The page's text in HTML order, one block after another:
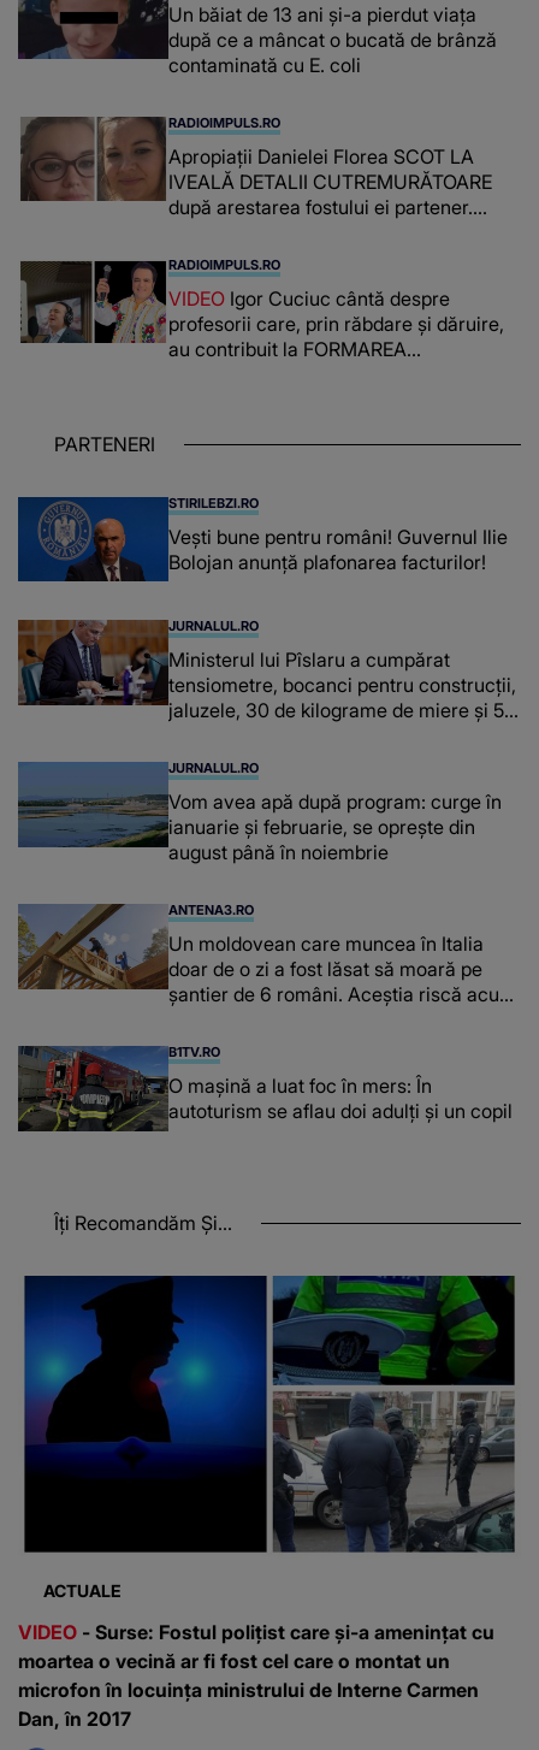
Un băiat de 13 ani și-a pierdut viața
după ce a mâncat o bucată de brânză
contaminată cu E. coli
RADIOIMPULS.RO
Apropiații Danielei Florea SCOT LA
IVEALĂ DETALII CUTREMURĂTOARE
după arestarea fostului ei partener.
românca ucisă în Italia și ascunsă în
lada unui pat: " Îmi pare rău că nu am
reușit să fac mai mult pentru ea și..."
RADIOIMPULS.RO
VIDEO Igor Cuciuc cântă despre
profesorii care, prin răbdare și dăruire,
au contribuit la FORMAREA
chiar și după trecerea anilor: "De
PARTENERI
STIRILEBZI.RO
Vești bune pentru români! Guvernul Ilie
Bolojan anunță plafonarea facturilor!
JURNALUL.RO
Ministerul lui Pîslaru a cumpărat
tensiometre, bocanci pentru construcții,
jaluzele, 30 de kilograme de miere și 50
JURNALUL.RO
Vom avea apă după program: curge în
ianuarie și februarie, se oprește din
august până în noiembrie
ANTENA3.RO
Un moldovean care muncea în Italia
doar de o zi a fost lăsat să moară pe
şantier de 6 români. Aceștia riscă acum
B1TV.RO
O maşină a luat foc în mers: În
autoturism se aflau doi adulți și un copil
Îți Recomandăm Și...
ACTUALE
VIDEO - Surse: Fostul polițist care și-a amenințat cu
moartea o vecină ar fi fost cel care o montat un
microfon în locuința ministrului de Interne Carmen
Dan, în 2017